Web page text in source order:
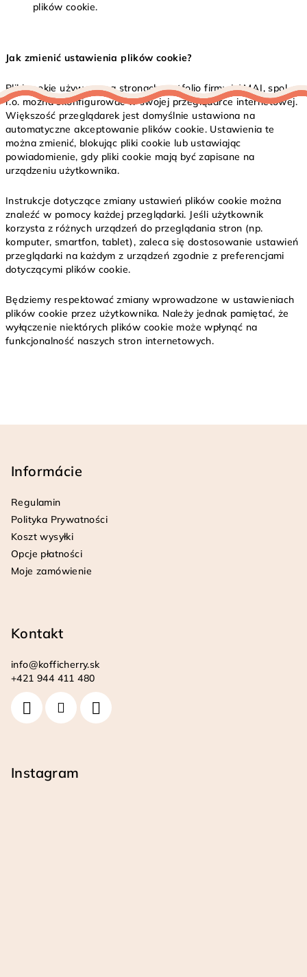
plików cookie.
Jak zmienić ustawienia plików cookie?
Pliki cookie używane na stronach portfolio firmy LAMAJ, spol. s
r.o. można skonfigurować w swojej przeglądarce internetowej.
Większość przeglądarek jest domyślnie ustawiona na
automatyczne akceptowanie plików cookie. Ustawienia te
można zmienić, blokując pliki cookie lub ustawiając
powiadomienie, gdy pliki cookie mają być zapisane na
urządzeniu użytkownika.
Instrukcje dotyczące zmiany ustawień plików cookie można
znaleźć w pomocy każdej przeglądarki. Jeśli użytkownik
korzysta z różnych urządzeń do przeglądania stron (np.
komputer, smartfon, tablet), zaleca się dostosowanie ustawień
przeglądarki na każdym z urządzeń zgodnie z preferencjami
dotyczącymi plików cookie.
Będziemy respektować zmiany wprowadzone w ustawieniach
plików cookie przez użytkownika. Należy jednak pamiętać, że
wyłączenie niektórych plików cookie może wpłynąć na
funkcjonalność naszych stron internetowych.
Informácie
Regulamin
Polityka Prywatności
Koszt wysyłki
Opcje płatności
Moje zamówienie
Kontakt
info@kofficherry.sk
+421 944 411 480
Instagram